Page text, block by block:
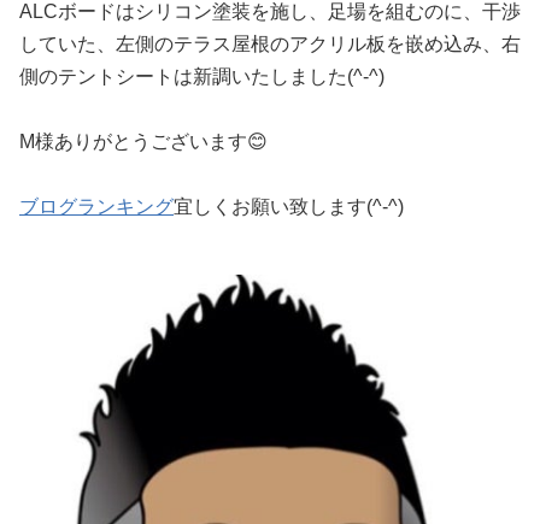
ALCボードはシリコン塗装を施し、足場を組むのに、干渉
していた、左側のテラス屋根のアクリル板を嵌め込み、右
側のテントシートは新調いたしました(^-^)
M様ありがとうございます😊
ブログランキング宜しくお願い致します(^-^)